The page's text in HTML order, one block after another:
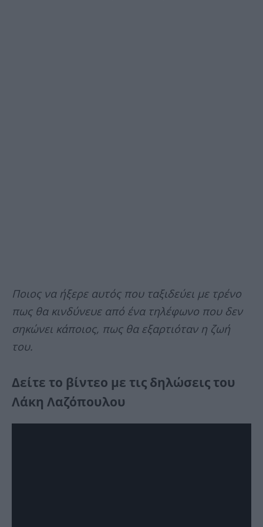
Ποιος να ήξερε αυτός που ταξιδεύει με τρένο
πως θα κινδύνευε από ένα τηλέφωνο που δεν
σηκώνει κάποιος, πως θα εξαρτιόταν η ζωή
του.
Δείτε το βίντεο με τις δηλώσεις του
Λάκη Λαζόπουλου